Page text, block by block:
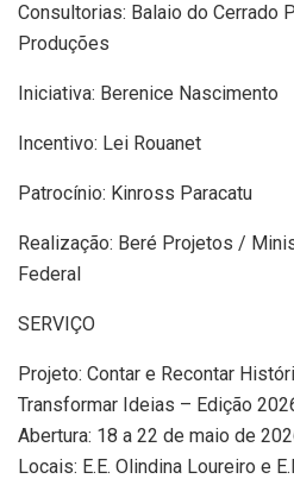
Consultorias: Balaio do Cerrado
Produções
Iniciativa: Berenice Nascimento
Incentivo: Lei Rouanet
Patrocínio: Kinross Paracatu
Realização: Beré Projetos /
Federal
SERVIÇO
Projeto: Contar e Recontar
Transformar Ideias – Edição
Abertura: 18 a 22 de maio de
Locais: E.E. Olindina Loureiro e